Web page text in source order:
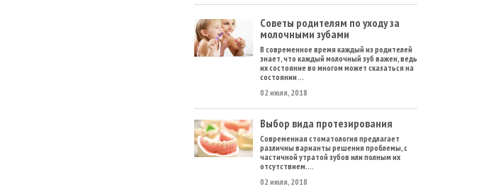
Советы родителям по уходу за
молочными зубами
В современное время каждый из родителей
знает, что каждый молочный зуб важен, ведь
их состояние во многом может сказаться на
состоянии ...
02 июля, 2018
Выбор вида протезирования
Современная стоматология предлагает
различны варианты решения проблемы, с
частичной утратой зубов или полным их
отсутствием. ...
02 июля, 2018